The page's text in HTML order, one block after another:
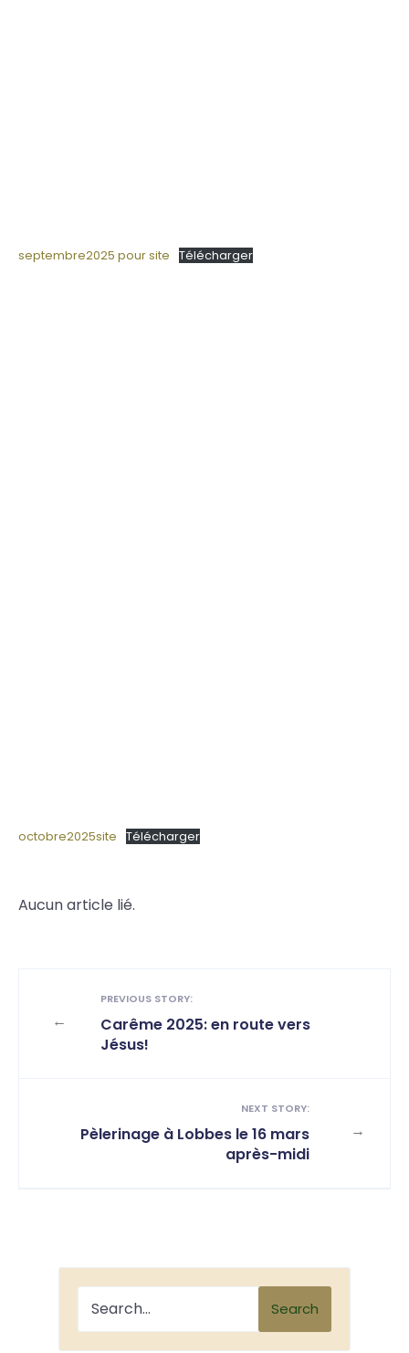
septembre2025 pour site Télécharger
octobre2025site Télécharger
Aucun article lié.
←
PREVIOUS STORY:
Carême 2025: en route vers
Jésus!
→
NEXT STORY:
Pèlerinage à Lobbes le 16 mars
après-midi
Search